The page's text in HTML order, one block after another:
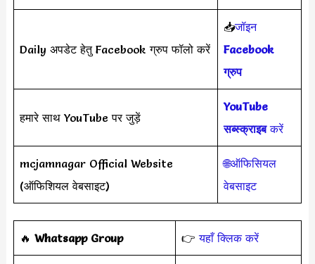
Daily अपडेट हेतु Facebook ग्रुप फॉलो करें
📥जॉइन
Facebook
ग्रुप
हमारे साथ YouTube पर जुड़ें
YouTube
सब्स्क्राइबकरें
mcjamnagar Official Website
(ऑफिशियल वेबसाइट)
🌐ऑफिसियल
वेबसाइट
‎️‍🔥 Whatsapp Group 👉यहाँ क्लिक करें